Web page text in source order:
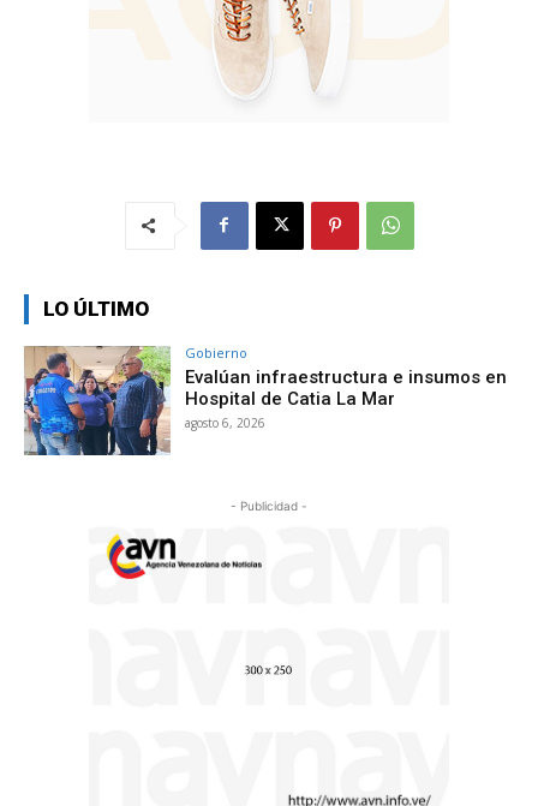
LO ÚLTIMO
Gobierno
Evalúan infraestructura e insumos en
Hospital de Catia La Mar
agosto 6, 2026
- Publicidad -